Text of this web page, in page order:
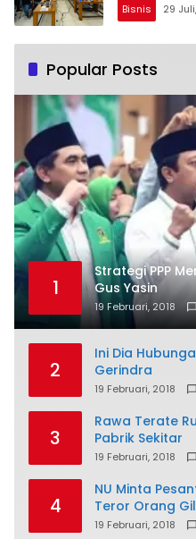
Bisnis 29
Popular Posts
1
Strategi PPP
Gus Yasin
19 Februari, 2018
2
Ini Dia
Gerindra
19 Februari, 2018
3
Rawa Terate
Pabrik Sekitar
19 Februari, 2018
4
NU Minta
Teror Orang
19 Februari, 2018